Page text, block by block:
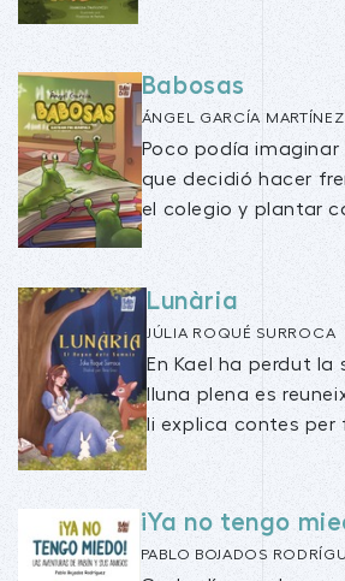
Babosas
ÁNGEL GARCÍA MARTÍNEZ
Poco podía
que decidió hacer
el colegio y plantar
Lunària
JÚLIA ROQUÉ SURROCA
En Kael ha perdut
lluna plena es
li explica contes per
¡Ya no tengo
PABLO BOJADOS